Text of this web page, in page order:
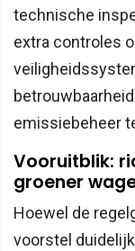
technische
extra controles
emissiebeheer
Vooruitblik:
groener
Hoewel de
voorstel